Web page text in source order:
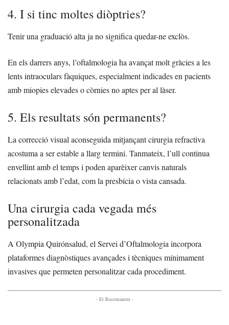
4. I si tinc moltes diòptries?
Tenir una graduació alta ja no significa quedar-ne exclòs.
En els darrers anys, l’oftalmologia ha avançat molt gràcies a les
lents intraoculars fàquiques, especialment indicades en pacients
amb miopies elevades o còrnies no aptes per al làser.
5. Els resultats són permanents?
La correcció visual aconseguida mitjançant cirurgia refractiva
acostuma a ser estable a llarg termini. Tanmateix, l’ull continua
envellint amb el temps i poden aparèixer canvis naturals
relacionats amb l’edat, com la presbícia o vista cansada.
Una cirurgia cada vegada més
personalitzada
A Olympia Quirónsalud, el Servei d’Oftalmologia incorpora
plataformes diagnòstiques avançades i tècniques mínimament
invasives que permeten personalitzar cada procediment.
- Et Recomanem -